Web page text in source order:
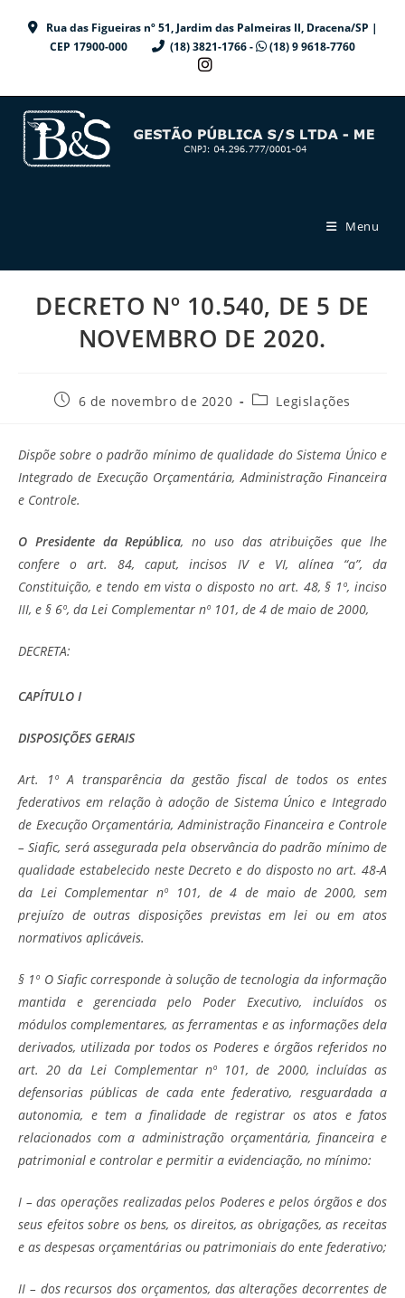
Rua das Figueiras nº 51, Jardim das Palmeiras II, Dracena/SP |
CEP 17900-000
(18) 3821-1766 - (18) 9 9618-7760
Menu
DECRETO Nº 10.540, DE 5 DE
NOVEMBRO DE 2020.
Post6 de novembro de 2020
Categoria
Legislações
Dispõe sobre o padrão mínimo de qualidade do Sistema Único e
Integrado de Execução Orçamentária, Administração Financeira
e Controle.
O Presidente da República, no uso das atribuições que lhe
confere o art. 84, caput, incisos IV e VI, alínea “a”, da
Constituição, e tendo em vista o disposto no art. 48, § 1º, inciso
III, e § 6º, da Lei Complementar nº 101, de 4 de maio de 2000,
DECRETA:
CAPÍTULO I
DISPOSIÇÕES GERAIS
Art. 1º A transparência da gestão fiscal de todos os entes
federativos em relação à adoção de Sistema Único e Integrado
de Execução Orçamentária, Administração Financeira e Controle
– Siafic, será assegurada pela observância do padrão mínimo de
qualidade estabelecido neste Decreto e do disposto no art. 48-A
da Lei Complementar nº 101, de 4 de maio de 2000, sem
prejuízo de outras disposições previstas em lei ou em atos
normativos aplicáveis.
§ 1º O Siafic corresponde à solução de tecnologia da informação
mantida e gerenciada pelo Poder Executivo, incluídos os
módulos complementares, as ferramentas e as informações dela
derivados, utilizada por todos os Poderes e órgãos referidos no
art. 20 da Lei Complementar nº 101, de 2000, incluídas as
defensorias públicas de cada ente federativo, resguardada a
autonomia, e tem a finalidade de registrar os atos e fatos
relacionados com a administração orçamentária, financeira e
patrimonial e controlar e permitir a evidenciação, no mínimo:
I – das operações realizadas pelos Poderes e pelos órgãos e dos
seus efeitos sobre os bens, os direitos, as obrigações, as receitas
e as despesas orçamentárias ou patrimoniais do ente federativo;
II – dos recursos dos orçamentos, das alterações decorrentes de